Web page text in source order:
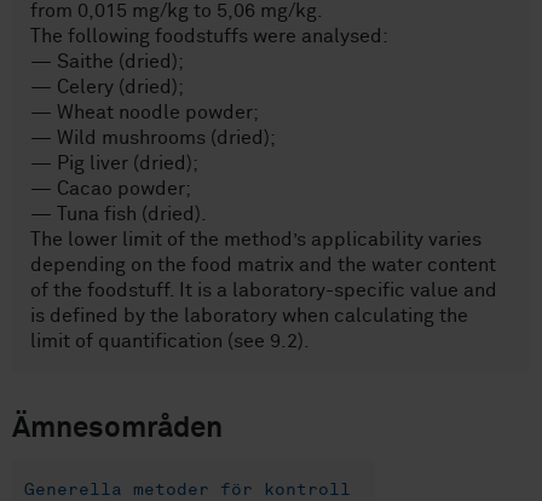
from 0,015 mg/kg to 5,06 mg/kg.
The following foodstuffs were analysed:
— Saithe (dried);
— Celery (dried);
— Wheat noodle powder;
— Wild mushrooms (dried);
— Pig liver (dried);
— Cacao powder;
— Tuna fish (dried).
The lower limit of the method’s applicability varies
depending on the food matrix and the water content
of the foodstuff. It is a laboratory-specific value and
is defined by the laboratory when calculating the
limit of quantification (see 9.2).
Ämnesområden
Generella metoder för kontroll